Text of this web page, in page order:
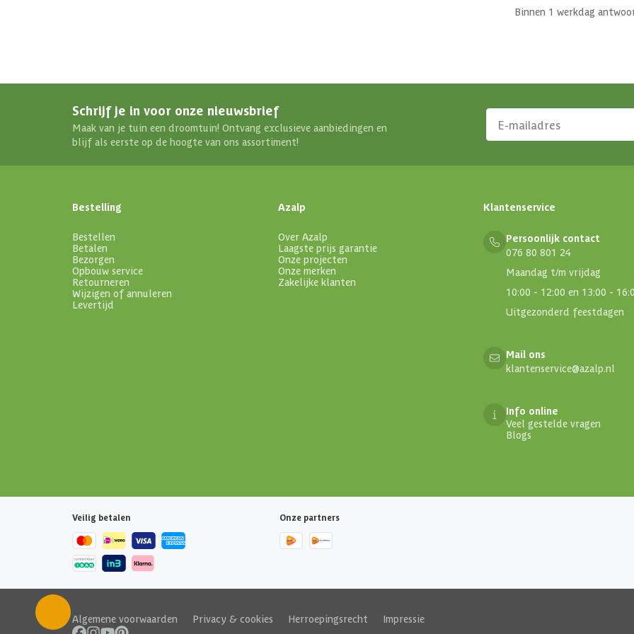
Binnen 1 werkdag
Schrijf je in voor onze nieuwsbrief
Maak van je tuin een droomtuin! Ontvang exclusieve aanbiedingen en
blijf als eerste op de hoogte van ons assortiment!
Bestelling
Bestellen
Betalen
Bezorgen
Opbouw service
Retourneren
Wijzigen of annuleren
Levertijd
Azalp
Over Azalp
Laagste prijs garantie
Onze projecten
Onze merken
Zakelijke klanten
Klantenservice
Persoonlijk contact
076 80 801 24
Maandag t/m vrijdag
10:00 - 12:00 en 13:00 -
Uitgezonderd feestdagen
Mail ons
klantenservice@azalp.nl
Info online
Veel gestelde vragen
Blogs
Veilig betalen Onze partners
Algemene voorwaarden Privacy & cookies Herroepingsrecht Impressie